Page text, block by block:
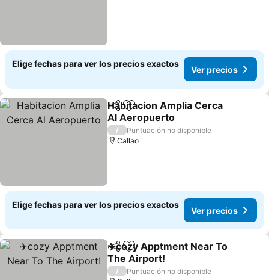
Elige fechas para ver los precios exactos
Ver precios
CompartirAgregar a favoritos
Habitacion Amplia Cerca
Al Aeropuerto
/
Puntuación no disponible
Callao
Elige fechas para ver los precios exactos
Ver precios
CompartirAgregar a favoritos
✈️cozy Apptment Near To
The Airport!
/
Puntuación no disponible